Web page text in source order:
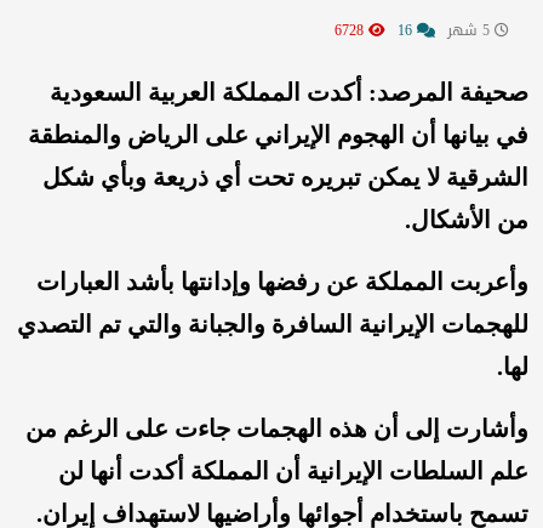
صحيفة المرصد: أكدت المملكة العربية السعودية
في بيانها أن الهجوم الإيراني على الرياض والمنطقة
الشرقية لا يمكن تبريره تحت أي ذريعة وبأي شكل
من الأشكال.
وأعربت المملكة عن رفضها وإدانتها بأشد العبارات
للهجمات الإيرانية السافرة والجبانة والتي تم التصدي
لها.
وأشارت إلى أن هذه الهجمات جاءت على الرغم من
علم السلطات الإيرانية أن المملكة أكدت أنها لن
تسمح باستخدام أجوائها وأراضيها لاستهداف إيران.